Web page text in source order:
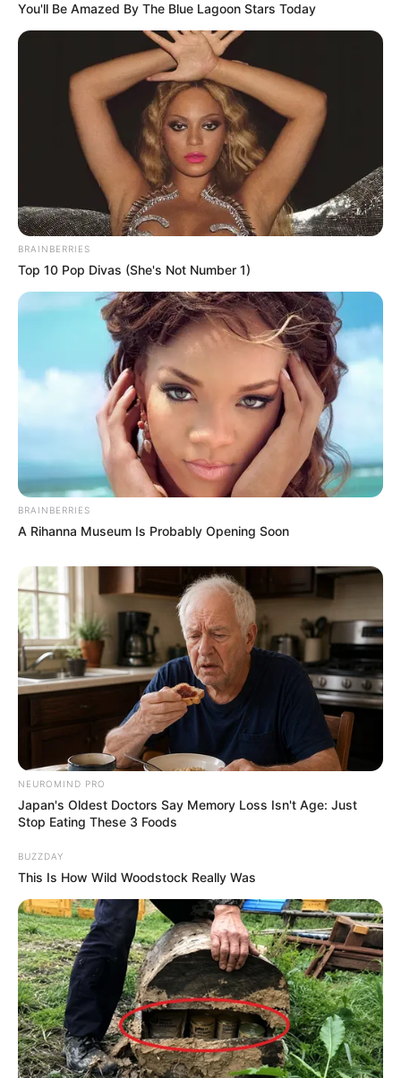
You'll Be Amazed By The Blue Lagoon Stars Today
BRAINBERRIES
Top 10 Pop Divas (She's Not Number 1)
BRAINBERRIES
A Rihanna Museum Is Probably Opening Soon
NEUROMIND PRO
Japan's Oldest Doctors Say Memory Loss Isn't Age: Just
Stop Eating These 3 Foods
BUZZDAY
This Is How Wild Woodstock Really Was